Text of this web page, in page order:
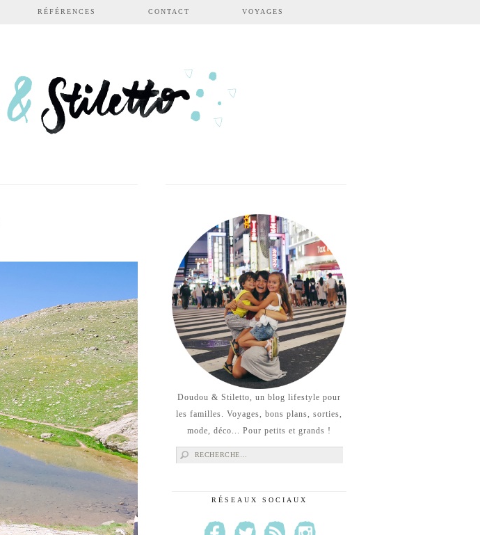
RÉFÉRENCES CONTACT VOYAGES
Doudou & Stiletto, un blog lifestyle pour
les familles. Voyages, bons plans, sorties,
mode, déco... Pour petits et grands !
Rechercher :
RÉSEAUX SOCIAUX